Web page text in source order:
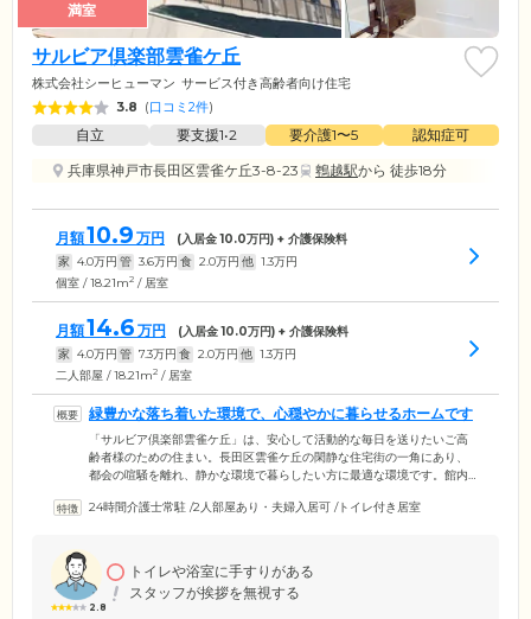
満室
サルビア倶楽部雲雀ケ丘
株式会社シーヒューマン サービス付き高齢者向け住宅
3.8 (口コミ2件)
自立 要支援1•2 要介護1〜5
認知症可
兵庫県神戸市長田区雲雀ケ丘3-8-23
鵯越駅から 徒歩18分
月額10.9 万円 (入居金10.0万円) + 介護保険料
家 4.0万円 管 3.6万円 食 2.0万円 他 1.3万円
個室 / 18.21m2 / 居室
月額14.6 万円 (入居金10.0万円) + 介護保険料
家 4.0万円 管 7.3万円 食 2.0万円 他 1.3万円
二人部屋 / 18.21m2 / 居室
緑豊かな落ち着いた環境で、心穏やかに暮らせるホームです
「サルビア倶楽部雲雀ケ丘」は、安心して活動的な毎日を送りたいご高
齢者様のための住まい。長田区雲雀ケ丘の閑静な住宅街の一角にあり、
都会の喧騒を離れ、静かな環境で暮らしたい方に最適な環境です。館内
宅配便の受け取りや不在時の取り次ぎなどのフロントサービスから、緊
入居金は不要です。費用面でお悩みの方もぜひ一度ご相談ください。
24時間介護士常駐 /2人部屋あり・夫婦入居可 /トイレ付き居室
2.8
トイレや浴室に手すりがある
スタッフが挨拶を無視する